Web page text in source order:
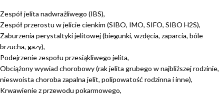
Zespół jelita nadwrażliwego (IBS),
Zespół przerostu w jelicie cienkim (SIBO, IMO, SIFO, SIBO H2S),
Zaburzenia perystaltyki jelitowej (biegunki, wzdęcia, zaparcia, bóle
brzucha, gazy),
Podejrzenie zespołu przesiąkliwego jelita,
Obciążony wywiad chorobowy (rak jelita grubego w najbliższej rodzinie,
nieswoista choroba zapalna jelit, polipowatość rodzinna i inne),
Krwawienie z przewodu pokarmowego,